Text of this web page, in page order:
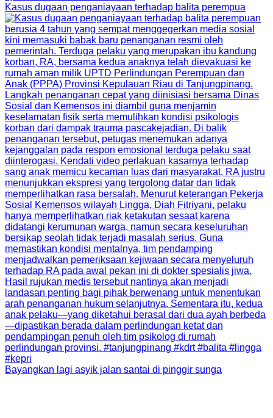
Kasus dugaan penganiayaan terhadap balita perempua
Bayangkan lagi asyik jalan santai di pinggir sunga